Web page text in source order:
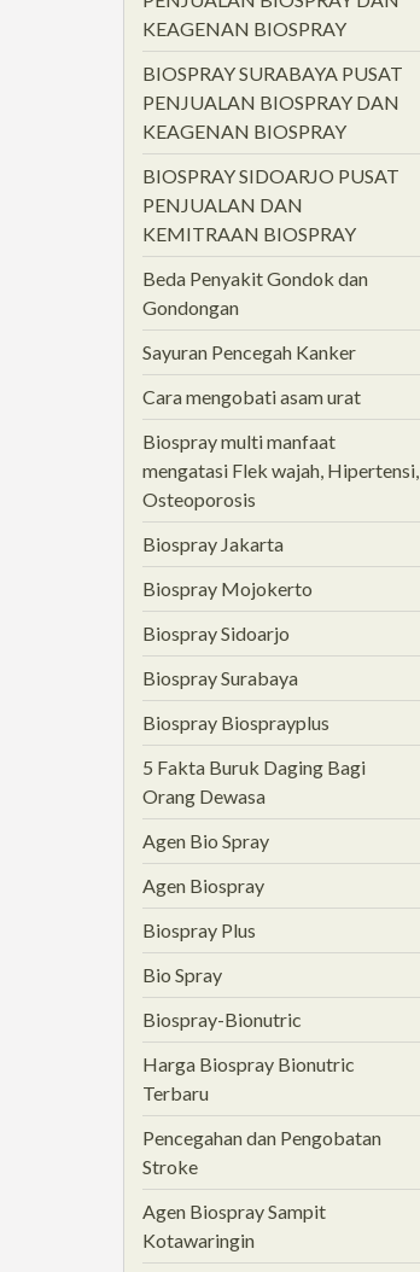
KEAGENAN BIOSPRAY
BIOSPRAY SURABAYA PUSAT
PENJUALAN BIOSPRAY DAN
KEAGENAN BIOSPRAY
BIOSPRAY SIDOARJO PUSAT
PENJUALAN DAN
KEMITRAAN BIOSPRAY
Beda Penyakit Gondok dan
Gondongan
Sayuran Pencegah Kanker
Cara mengobati asam urat
Biospray multi manfaat
mengatasi Flek wajah, Hipertensi,
Osteoporosis
Biospray Jakarta
Biospray Mojokerto
Biospray Sidoarjo
Biospray Surabaya
Biospray Biosprayplus
5 Fakta Buruk Daging Bagi
Orang Dewasa
Agen Bio Spray
Agen Biospray
Biospray Plus
Bio Spray
Biospray-Bionutric
Harga Biospray Bionutric
Terbaru
Pencegahan dan Pengobatan
Stroke
Agen Biospray Sampit
Kotawaringin